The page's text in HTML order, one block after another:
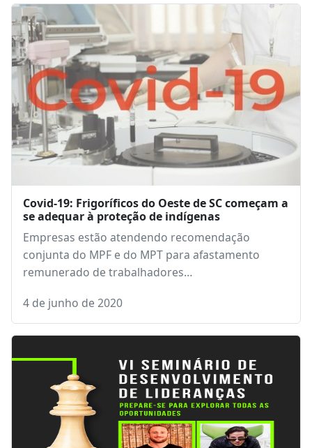
Covid-19: Frigoríficos do Oeste de SC começam a
se adequar à proteção de indígenas
Empresas estão atendendo recomendação
conjunta do MPF e do MPT para afastamento
remunerado de trabalhadores…
4 de junho de 2020